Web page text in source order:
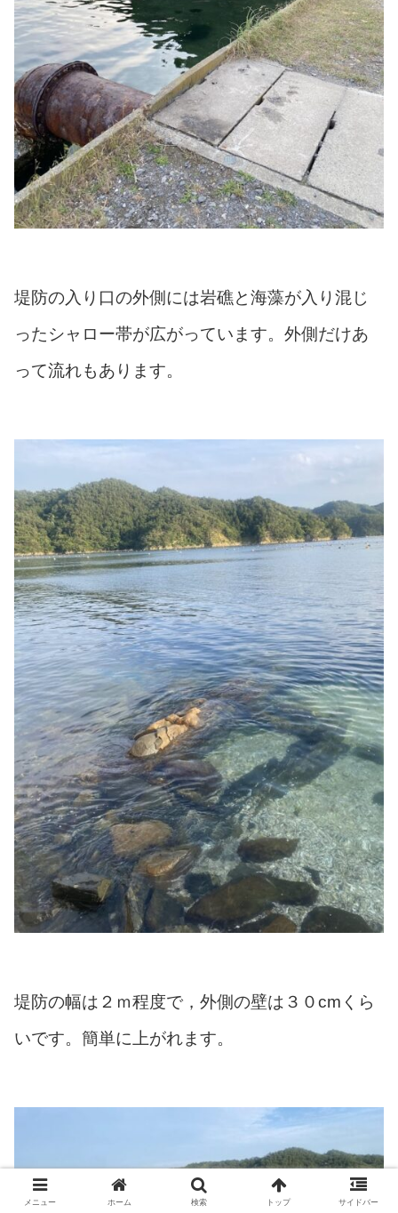
堤防の入り口の外側には岩礁と海藻が入り混じ
ったシャロー帯が広がっています。外側だけあ
って流れもあります。
堤防の幅は２ｍ程度で，外側の壁は３０cmくら
いです。簡単に上がれます。
メニュー ホーム 検索 トップ サイドバー